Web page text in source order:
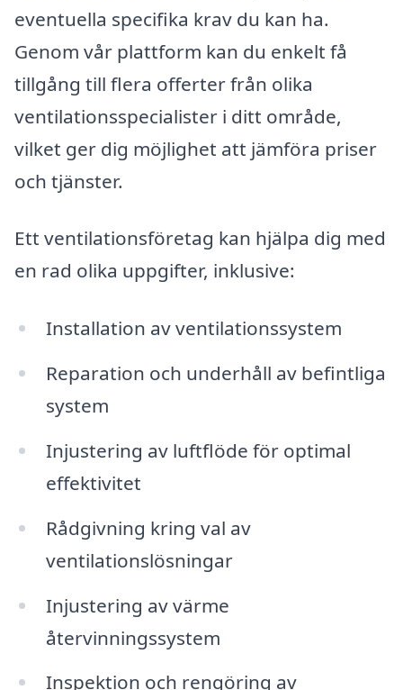
eventuella specifika krav du kan ha.
Genom vår plattform kan du enkelt få
tillgång till flera offerter från olika
ventilationsspecialister i ditt område,
vilket ger dig möjlighet att jämföra priser
och tjänster.
Ett ventilationsföretag kan hjälpa dig med
en rad olika uppgifter, inklusive:
Installation av ventilationssystem
Reparation och underhåll av befintliga
system
Injustering av luftflöde för optimal
effektivitet
Rådgivning kring val av
ventilationslösningar
Injustering av värme
återvinningssystem
Inspektion och rengöring av